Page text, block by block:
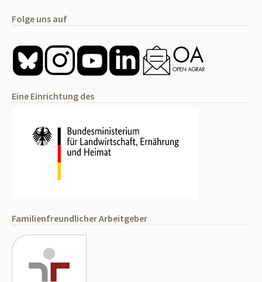
Folge uns auf
Eine Einrichtung des
Familienfreundlicher Arbeitgeber